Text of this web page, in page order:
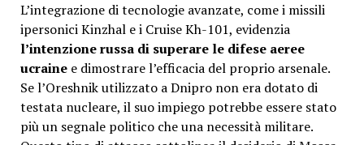
L’integrazione di tecnologie avanzate, come i missili
ipersonici Kinzhal e i Cruise Kh-101, evidenzia
l’intenzione russa di superare le difese aeree
ucrainee dimostrare l’efficacia del proprio arsenale.
Se l’Oreshnik utilizzato a Dnipro non era dotato di
testata nucleare, il suo impiego potrebbe essere stato
più un segnale politico che una necessità militare.